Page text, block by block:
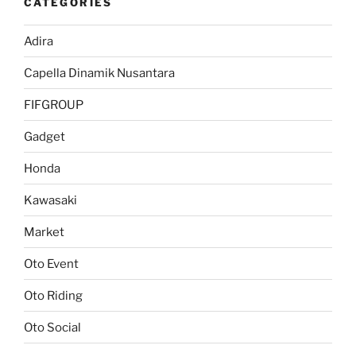
Adira
Capella Dinamik Nusantara
FIFGROUP
Gadget
Honda
Kawasaki
Market
Oto Event
Oto Riding
Oto Social